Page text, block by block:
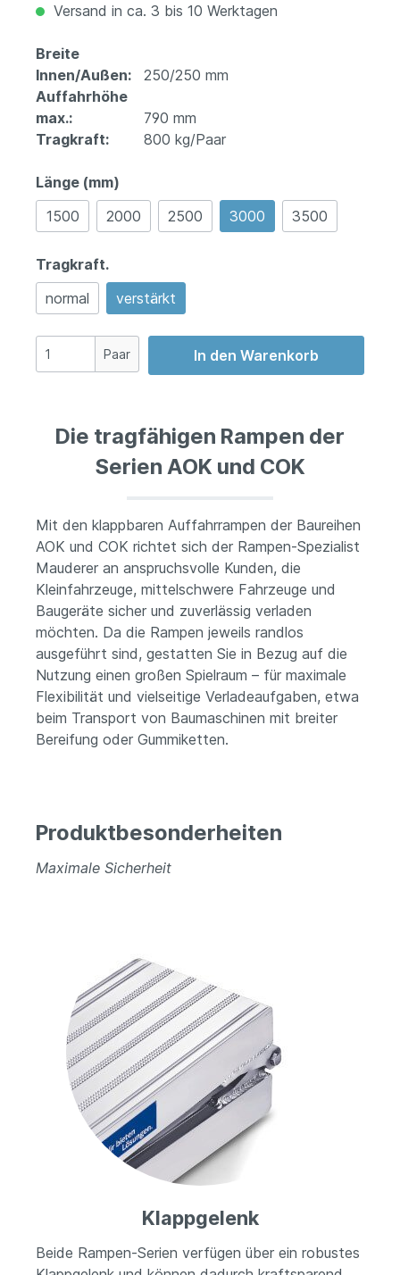
Versand in ca. 3 bis 10 Werktagen
Breite
Innen/Außen:
250/250 mm
Auffahrhöhe
max.:
790 mm
Tragkraft:
800 kg/Paar
Länge (mm)
1500
2000 2500 3000 3500
Tragkraft.
normal
verstärkt
Paar In den Warenkorb
Die tragfähigen Rampen der
Serien AOK und COK
Mit den klappbaren Auffahrrampen der Baureihen
AOK und COK richtet sich der Rampen-Spezialist
Mauderer an anspruchsvolle Kunden, die
Kleinfahrzeuge, mittelschwere Fahrzeuge und
Baugeräte sicher und zuverlässig verladen
möchten. Da die Rampen jeweils randlos
ausgeführt sind, gestatten Sie in Bezug auf die
Nutzung einen großen Spielraum – für maximale
Flexibilität und vielseitige Verladeaufgaben, etwa
beim Transport von Baumaschinen mit breiter
Bereifung oder Gummiketten.
Produktbesonderheiten
Maximale Sicherheit
Klappgelenk
Beide Rampen-Serien verfügen über ein robustes